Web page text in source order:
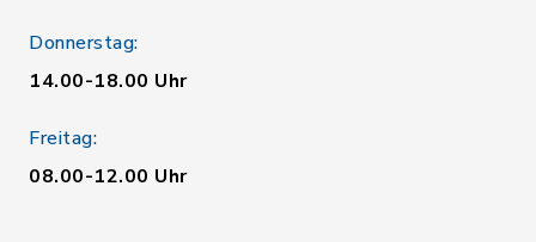
Donnerstag:
14.00-18.00 Uhr
Freitag:
08.00-12.00 Uhr